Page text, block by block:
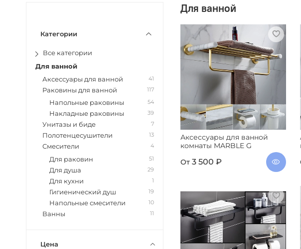
Для ванной
Аксессуары для ванной
комнаты MARBLE G
От 3 500 ₽
Категории
Все категории
Для ванной
Аксессуары для ванной
41
Раковины для ванной 117
Напольные раковины 54
Накладные раковины 39
Унитазы и биде 7
Полотенцесушители 13
Смесители 4
Для раковин 51
Для душа 29
Для кухни 1
Гигиенический душ 19
Напольные смесители 10
Ванны 11
Цена